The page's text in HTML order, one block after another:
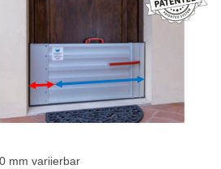
mm variierbar